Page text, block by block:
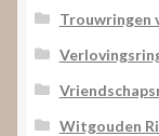
Trouwringen
Witgouden